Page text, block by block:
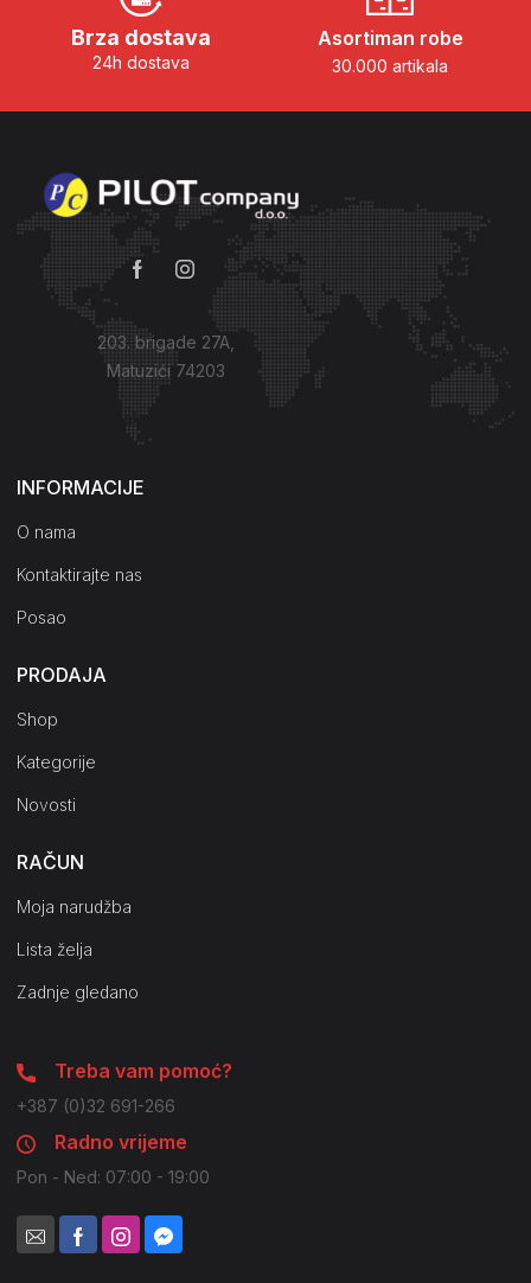
Brza dostava
24h dostava
Asortiman robe
30.000 artikala
203. brigade 27A,
Matuzići 74203
Kako do nas?
INFORMACIJE
O nama
Kontaktirajte nas
Posao
PRODAJA
Shop
Kategorije
Novosti
RAČUN
Moja narudžba
Lista želja
Zadnje gledano
Treba vam pomoć?
+387 (0)32 691-266
Radno vrijeme
Pon - Ned: 07:00 - 19:00